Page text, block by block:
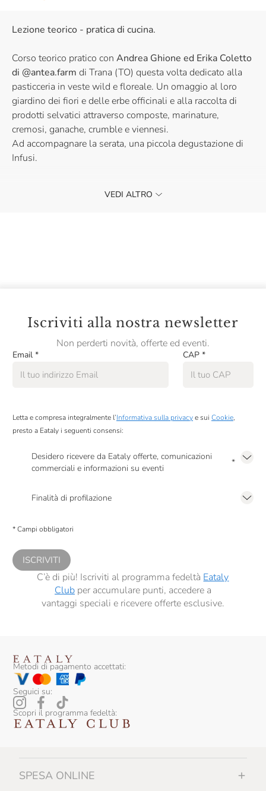
Lezione teorico - pratica di cucina.
Corso teorico pratico con Andrea Ghione ed Erika Coletto
di @antea.farm di Trana (TO) questa volta dedicato alla
pasticceria in veste wild e floreale. Un omaggio al loro
giardino dei fiori e delle erbe officinali e alla raccolta di
prodotti selvatici attraverso composte, marinature,
cremosi, ganache, crumble e viennesi.
Ad accompagnare la serata, una piccola degustazione di
Infusi.
Ti aspettiamo con il tuo grembiule!
VEDI ALTRO
Iscriviti alla nostra newsletter
Non perderti novità, offerte ed eventi.
Email * CAP *
Letta e compresa integralmente l’Informativa sulla privacye sui Cookie,
presto a Eataly i seguenti consensi:
Desidero ricevere da Eataly offerte, comunicazioni
commerciali e informazioni su eventi
*
Finalità di profilazione
comunicazioni commerciali personalizzate, in caso di consenso prestato ai
* Campi obbligatori
ISCRIVITI
C’è di più! Iscriviti al programma fedeltà Eataly
Clubper accumulare punti, accedere a
vantaggi speciali e ricevere offerte esclusive.
Metodi di pagamento accettati:
Seguici su:
Scopri il programma fedeltà:
SPESA ONLINE